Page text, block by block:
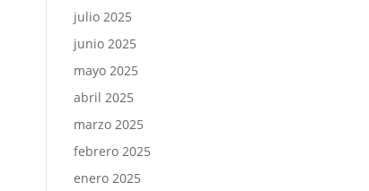
julio 2025
junio 2025
mayo 2025
abril 2025
marzo 2025
febrero 2025
enero 2025